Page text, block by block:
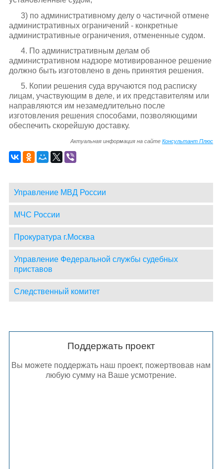
3) по административному делу о частичной отмене
административных ограничений - конкретные
административные ограничения, отмененные судом.
4. По административным делам об
административном надзоре мотивированное решение
должно быть изготовлено в день принятия решения.
5. Копии решения суда вручаются под расписку
лицам, участвующим в деле, и их представителям или
направляются им незамедлительно после
изготовления решения способами, позволяющими
обеспечить скорейшую доставку.
Актуальная информация на сайтеКонсультант Плюс
Управление МВД России
МЧС России
Прокуратура г.Москва
Управление Федеральной службы судебных
приставов
Следственный комитет
Поддержать проект
Вы можете поддержать наш проект, пожертвовав нам
любую сумму на Ваше усмотрение.